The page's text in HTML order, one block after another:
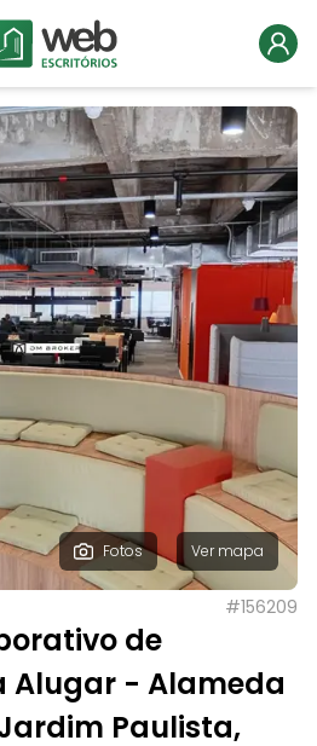
Fotos Ver mapa
#156209
de
Alugar - Alameda
Paulista,